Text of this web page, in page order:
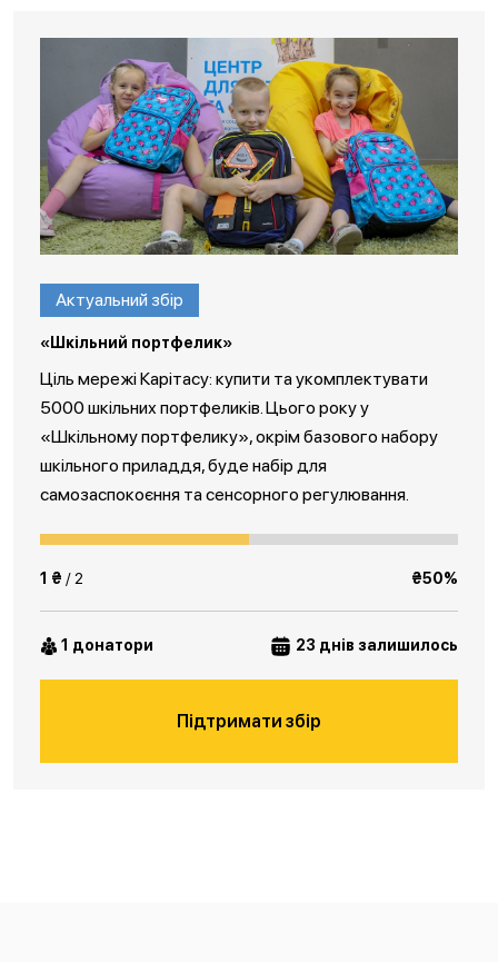
Актуальний збір
«Шкільний портфелик»
Ціль мережі Карітасу: купити та укомплектувати
5000 шкільних портфеликів. Цього року у
«Шкільному портфелику», окрім базового набору
шкільного приладдя, буде набір для
самозаспокоєння та сенсорного регулювання.
1 ₴ / 2 ₴50%
1 донатори 23 днів залишилось
Підтримати збір